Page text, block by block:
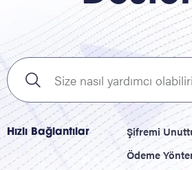
Hızlı Bağlantılar Şifremi
Ödeme